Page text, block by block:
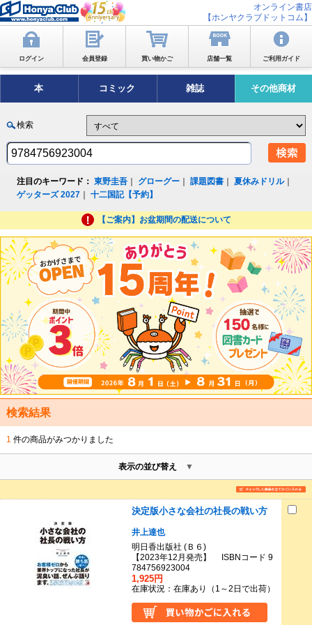
オンライン書店
【ホンヤクラブドットコム】
ログイン 会員登録 買い物かご 店舗一覧 ご利用ガイド
本 コミック 雑誌 その他商材
検索
注目のキーワード： 東野圭吾 グローグー ｜課題図書 ｜夏休みドリル｜
ゲッターズ 2027 ｜十二国記【予約】
【ご案内】お盆期間の配送について
検索結果
1 件の商品がみつかりました
表示の並び替え
決定版小さな会社の社長の戦い方
井上達也
明日香出版社 (Ｂ６)
【2023年12月発売】 ISBNコード 9
784756923004
1,925円
在庫状況：在庫あり（1～2日で出荷）